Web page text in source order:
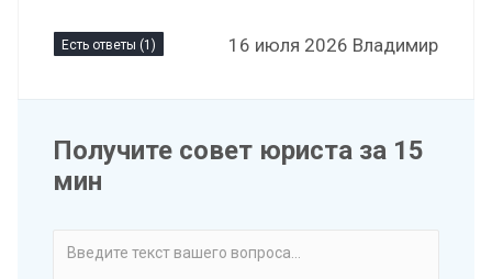
Есть ответы (1) 16 июля 2026 Владимир
Получите совет юриста за 15
мин